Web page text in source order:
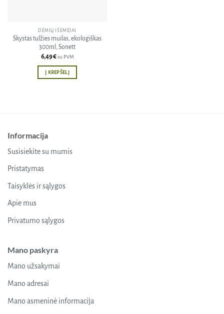
DĖMIŲ IŠĖMĖJAI
Skystas tulžies muilas, ekologiškas
300ml, Sonett
6,49€ su PVM
Į KREPŠELĮ
Informacija
Susisiekite su mumis
Pristatymas
Taisyklės ir sąlygos
Apie mus
Privatumo sąlygos
Mano paskyra
Mano užsakymai
Mano adresai
Mano asmeninė informacija